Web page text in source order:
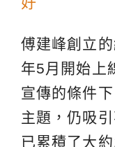
傅建峰創立
年5月開始上
宣傳的條件
主題，仍吸
已累積了大